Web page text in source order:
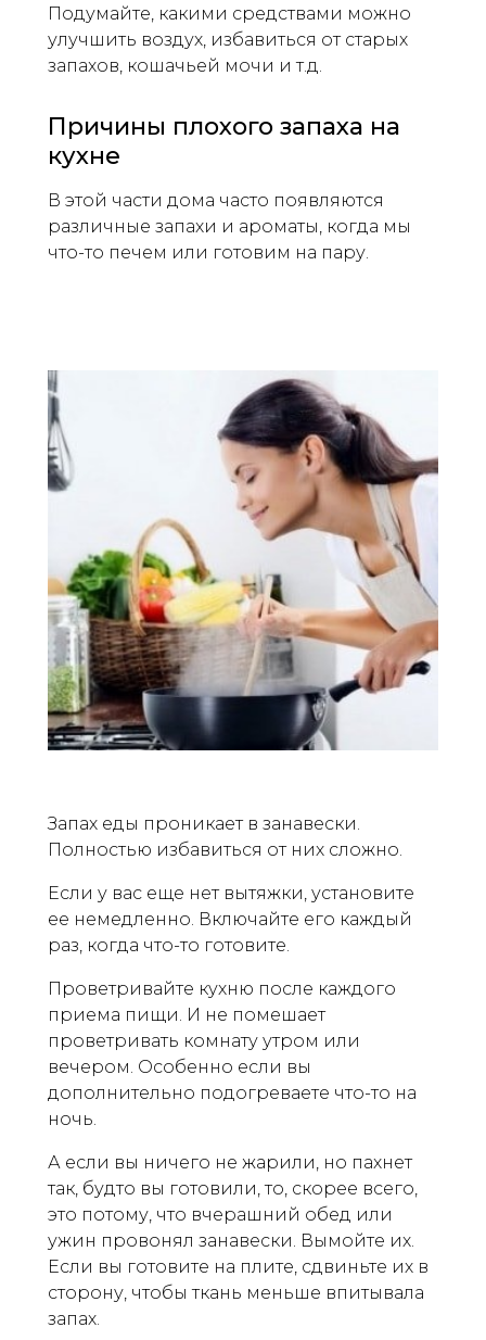
Подумайте, какими средствами можно
улучшить воздух, избавиться от старых
запахов, кошачьей мочи и т.д.
Причины плохого запаха на
кухне
В этой части дома часто появляются
различные запахи и ароматы, когда мы
что-то печем или готовим на пару.
Запах еды проникает в занавески.
Полностью избавиться от них сложно.
Если у вас еще нет вытяжки, установите
ее немедленно. Включайте его каждый
раз, когда что-то готовите.
Проветривайте кухню после каждого
приема пищи. И не помешает
проветривать комнату утром или
вечером. Особенно если вы
дополнительно подогреваете что-то на
ночь.
А если вы ничего не жарили, но пахнет
так, будто вы готовили, то, скорее всего,
это потому, что вчерашний обед или
ужин провонял занавески. Вымойте их.
Если вы готовите на плите, сдвиньте их в
сторону, чтобы ткань меньше впитывала
запах.